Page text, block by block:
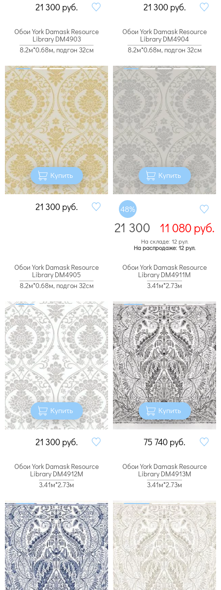
21 300 руб. 21 300 руб.
Обои York Damask Resource
Library DM4903
8.2м*0.68м, подгон 32см
Купить
21 300 руб.
Обои York Damask Resource
Library DM4904
8.2м*0.68м, подгон 32см
Купить
48%
21 300 11 080руб.
На складе: 12 рул.
На распродаже: 12 рул.
Обои York Damask Resource
Library DM4905
8.2м*0.68м, подгон 32см
Купить
21 300 руб.
Обои York Damask Resource
Library DM4911M
3.41м*2.73м
Купить
75 740 руб.
Обои York Damask Resource
Library DM4912M
3.41м*2.73м
Обои York Damask Resource
Library DM4913M
3.41м*2.73м